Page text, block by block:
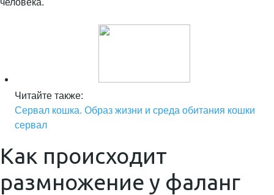
Читайте также:
Сервал кошка. Образ жизни и среда обитания кошки
сервал
Как происходит
размножение у фаланг